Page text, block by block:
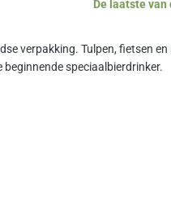
De laatste van
verpakking. Tulpen, fietsen
beginnende speciaalbierdrinker.